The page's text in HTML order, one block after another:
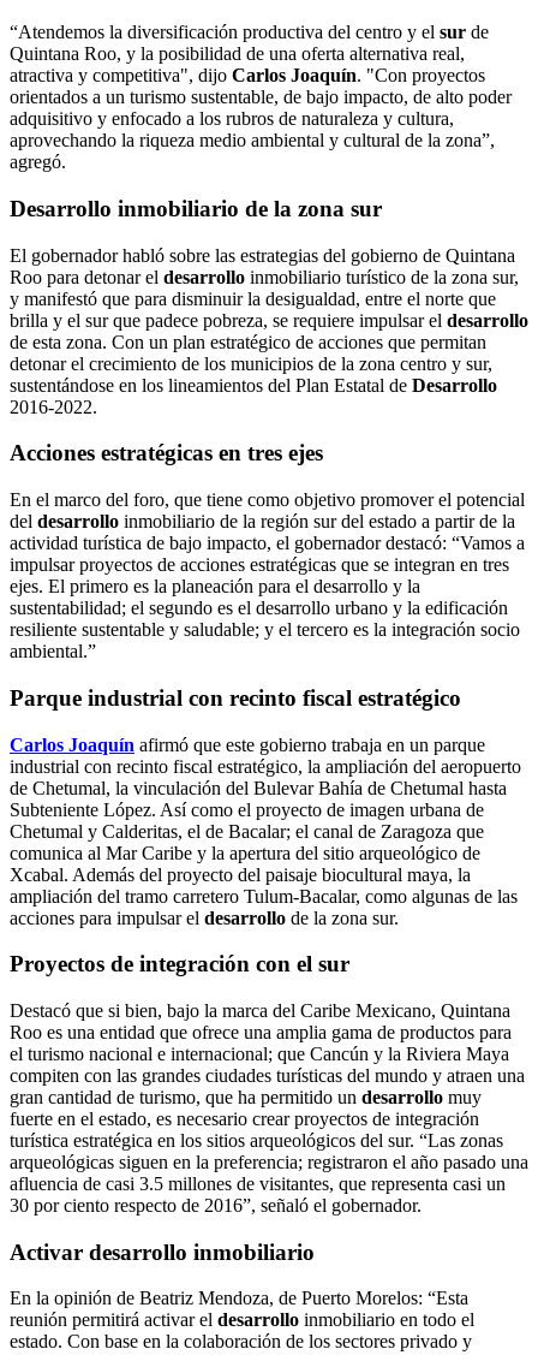
“Atendemos la diversificación productiva del centro y el sur de
Quintana Roo, y la posibilidad de una oferta alternativa real,
atractiva y competitiva", dijo Carlos Joaquín. "Con proyectos
orientados a un turismo sustentable, de bajo impacto, de alto poder
adquisitivo y enfocado a los rubros de naturaleza y cultura,
aprovechando la riqueza medio ambiental y cultural de la zona”,
agregó.
Desarrollo inmobiliario de la zona sur
El gobernador habló sobre las estrategias del gobierno de Quintana
Roo para detonar el desarrollo inmobiliario turístico de la zona sur,
y manifestó que para disminuir la desigualdad, entre el norte que
brilla y el sur que padece pobreza, se requiere impulsar el desarrollo
de esta zona. Con un plan estratégico de acciones que permitan
detonar el crecimiento de los municipios de la zona centro y sur,
sustentándose en los lineamientos del Plan Estatal de Desarrollo
2016-2022.
Acciones estratégicas en tres ejes
En el marco del foro, que tiene como objetivo promover el potencial
del desarrollo inmobiliario de la región sur del estado a partir de la
actividad turística de bajo impacto, el gobernador destacó: “Vamos a
impulsar proyectos de acciones estratégicas que se integran en tres
ejes. El primero es la planeación para el desarrollo y la
sustentabilidad; el segundo es el desarrollo urbano y la edificación
resiliente sustentable y saludable; y el tercero es la integración socio
ambiental.”
Parque industrial con recinto fiscal estratégico
Carlos Joaquín afirmó que este gobierno trabaja en un parque
industrial con recinto fiscal estratégico, la ampliación del aeropuerto
de Chetumal, la vinculación del Bulevar Bahía de Chetumal hasta
Subteniente López. Así como el proyecto de imagen urbana de
Chetumal y Calderitas, el de Bacalar; el canal de Zaragoza que
comunica al Mar Caribe y la apertura del sitio arqueológico de
Xcabal. Además del proyecto del paisaje biocultural maya, la
ampliación del tramo carretero Tulum-Bacalar, como algunas de las
acciones para impulsar el desarrollo de la zona sur.
Proyectos de integración con el sur
Destacó que si bien, bajo la marca del Caribe Mexicano, Quintana
Roo es una entidad que ofrece una amplia gama de productos para
el turismo nacional e internacional; que Cancún y la Riviera Maya
compiten con las grandes ciudades turísticas del mundo y atraen una
gran cantidad de turismo, que ha permitido un desarrollo muy
fuerte en el estado, es necesario crear proyectos de integración
turística estratégica en los sitios arqueológicos del sur. “Las zonas
arqueológicas siguen en la preferencia; registraron el año pasado una
afluencia de casi 3.5 millones de visitantes, que representa casi un
30 por ciento respecto de 2016”, señaló el gobernador.
Activar desarrollo inmobiliario
En la opinión de Beatriz Mendoza, de Puerto Morelos: “Esta
reunión permitirá activar el desarrollo inmobiliario en todo el
estado. Con base en la colaboración de los sectores privado y